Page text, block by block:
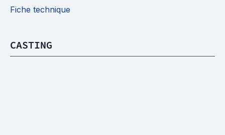
Fiche technique
CASTING